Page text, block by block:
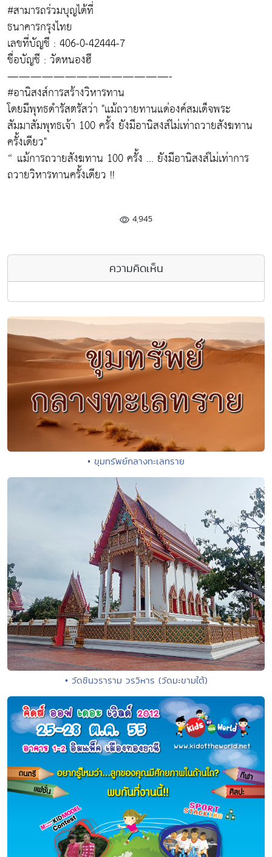
#สามารถร่วมบุญได้ที่
ธนาคารกรุงไทย
เลขที่บัญชี : 406-0-42444-7
ชื่อบัญชี : วัดหนองฮี
——————————————-
#อานิสงส์การสร้างวิหารทาน
โดยมีพุทธดำรัสตรัสว่า "แม้ถวายทานแด่องค์สมเด็จพระ
สัมมาสัมพุทธเจ้า 100 ครั้ง ยังมีอานิสงส์ไม่เท่าถวายสังฆทาน
ครั้งเดียว"
“ แม้การถวายสังฆทาน 100 ครั้ง … ยังมีอานิสงส์ไม่เท่าการ
ถวายวิหารทานครั้งเดียว !!
4,945
ความคิดเห็น
• ขุมทรัพย์กลางทะเลทราย
• วัดชินวราราม วรวิหาร (วัดมะขามใต้)